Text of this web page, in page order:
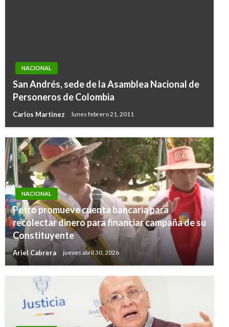
NACIONAL
San Andrés, sede de la Asamblea Nacional de
Personeros de Colombia
Carlos Martinez lunes febrero 21, 2011
NACIONAL
Petro promueve cuenta bancaria para
recolectar dinero para financiar campaña de su
Constituyente
Ariel Cabrera jueves abril 30, 2026